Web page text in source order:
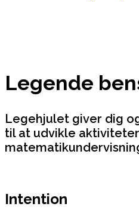
Legende
Legehjulet giver dig
til at udvikle
Intention